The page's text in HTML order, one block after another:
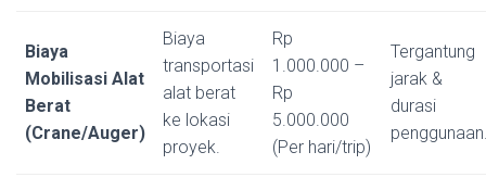
Biaya
Mobilisasi Alat
Berat
(Crane/Auger)
Biaya
transportasi
alat berat
ke lokasi
proyek.
Rp
1.000.000 –
Rp
5.000.000
(Per hari/trip)
Tergantung
jarak &
durasi